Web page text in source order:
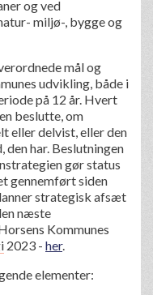
og ved
miljø-, bygge og
mål og
udvikling, både i
på 12 år. Hvert
beslutte, om
eller delvist, eller den
den har. Beslutningen
gør status
gennemført siden
strategisk afsæt
næste
Kommunes
2023 - her.
elementer: